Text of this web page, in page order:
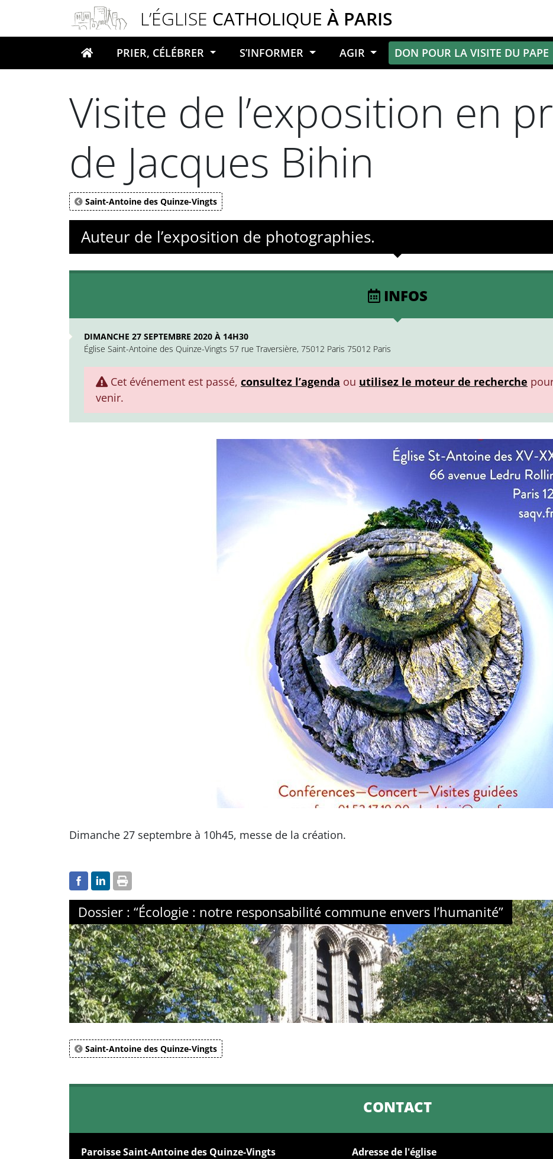
L’ÉGLISE CATHOLIQUE À PARIS
Votre recherche
PRIER, CÉLÉBRER S’INFORMER AGIR DON POUR LA VISITE DU PAPE
Visite de l’exposition en
de Jacques Bihin
Saint-Antoine des Quinze-Vingts
Auteur de l’exposition de photographies.
INFOS
DIMANCHE 27 SEPTEMBRE 2020 À 14H30
Église Saint-Antoine des Quinze-Vingts 57 rue Traversière, 75012 Paris 75012 Paris
Cet événement est passé, consultez l’agenda ou utilisez le moteur de recherche
venir.
Dimanche 27 septembre à 10h45, messe de la création.
Dossier : “Écologie : notre responsabilité commune envers l’humanité”
Saint-Antoine des Quinze-Vingts
CONTACT
Paroisse Saint-Antoine des Quinze-Vingts
Adresse de l'église
Panneau de gestion des cookies